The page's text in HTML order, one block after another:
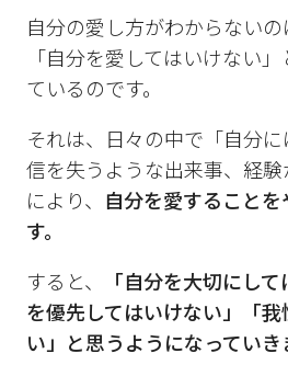
自分の愛し方がわからない
「自分を愛してはいけない
ているのです。
それは、日々の中で「自分
信を失うような出来事、経
により、
自分を愛すること
す。
すると、
「自分を大切にし
を優先してはいけない」「
い」と思うようになっていき